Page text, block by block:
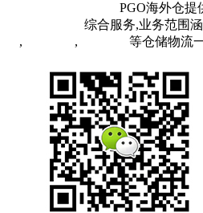
PGO海外仓提
综合服务,业务范围
, , 等仓储物流